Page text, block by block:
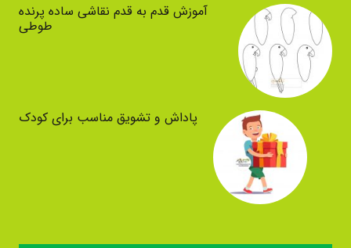
آموزش قدم به قدم نقاشی ساده پرنده
طوطی
پاداش و تشویق مناسب برای کودک